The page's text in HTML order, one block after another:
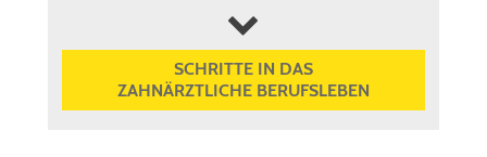
Auf 140 Seiten geben fachkundige
Autorinnen und Autoren wertvolle Tipps
und Hinweise, wie ein erfolgreicher Start in
den zahnärztlichen Beruf gelingen kann.
Dazu zählen unter anderem vertiefende
SCHRITTE IN DAS
ZAHNÄRZTLICHE BERUFSLEBEN